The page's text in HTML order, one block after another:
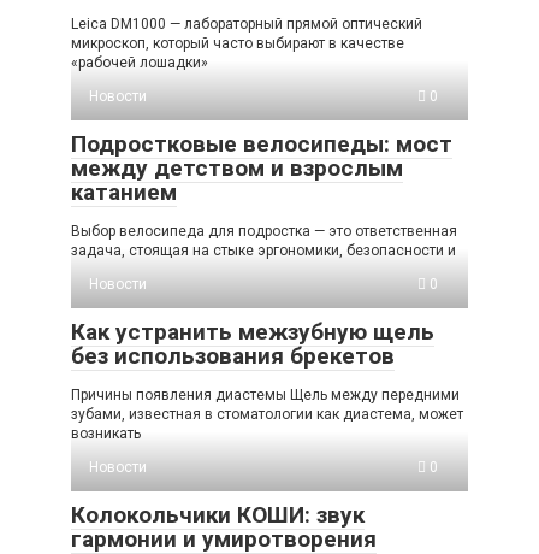
Leica DM1000 — лабораторный прямой оптический
микроскоп, который часто выбирают в качестве
«рабочей лошадки»
Новости
0
Подростковые велосипеды: мост
между детством и взрослым
катанием
Выбор велосипеда для подростка — это ответственная
задача, стоящая на стыке эргономики, безопасности и
Новости
0
Как устранить межзубную щель
без использования брекетов
Причины появления диастемы Щель между передними
зубами, известная в стоматологии как диастема, может
возникать
Новости
0
Колокольчики КОШИ: звук
гармонии и умиротворения